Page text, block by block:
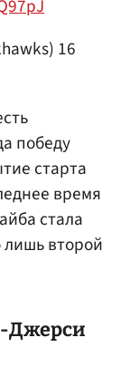
16
победу
старта
время
стала
лишь второй
Джерси